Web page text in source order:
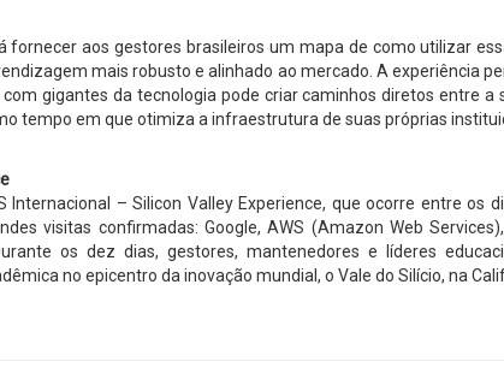
fornecer aos gestores brasileiros um mapa de como utilizar
mais robusto e alinhado ao mercado. A experiência
gigantes da tecnologia pode criar caminhos diretos entre a
tempo em que otimiza a infraestrutura de suas próprias
Internacional – Silicon Valley Experience, que ocorre entre os
visitas confirmadas: Google, AWS (Amazon Web
os dez dias, gestores, mantenedores e líderes
no epicentro da inovação mundial, o Vale do Silício, na